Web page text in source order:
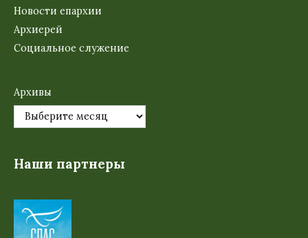
Новости епархии
Архиерей
Социальное служение
Архивы
Наши партнеры